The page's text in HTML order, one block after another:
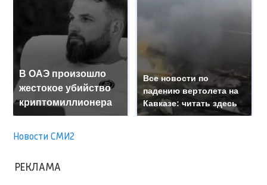
В ОАЭ произошло
жестокое убийство
криптомиллионера
Все новости по
падению вертолета на
Кавказе: читать здесь
Новости СМИ2
РЕКЛАМА